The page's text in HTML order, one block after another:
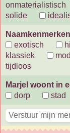
onmaterialistisch
solide
exotisch
klassiek
tijdloos
Marjel woont in
dorp
stad